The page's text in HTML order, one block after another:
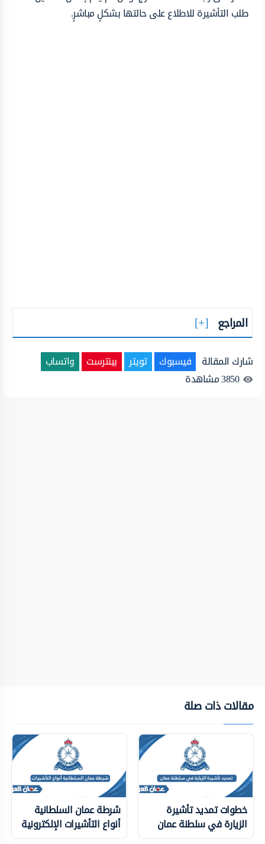
طلب التأشيرة للاطلاع على حالتها بشكلٍ مباشرٍ.
المراجع
شارك المقالة فيسبوك تويتر بينترست
واتساب
3850مشاهدة
مقالات ذات صلة
خطوات تمديد تأشيرة
الزيارة في سلطنة عمان
شرطة عمان السلطانية
أنواع التأشيرات الإلكترونية